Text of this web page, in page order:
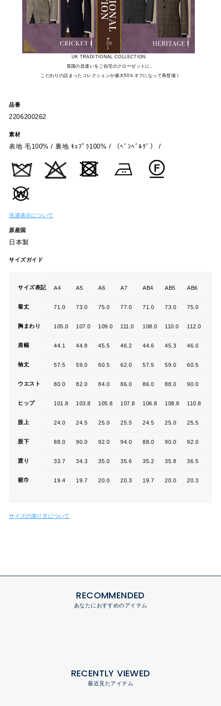
UK TRADITIONAL COLLECTION
英国の息遣いをご自宅のクローゼットに。
こだわりの詰まったコレクションが最大50％オフになって再登場！
品番
2206200262
素材
表地 毛100% / 裏地 ｷｭﾌﾟﾗ100% / （ﾍﾞﾝﾍﾞﾙｸﾞ） /
洗濯表示について
原産国
日本製
サイズガイド
サイズ表記 A4 A5 A6 A7 AB4 AB5 AB6
着丈 71.0 73.0 75.0 77.0 71.0 73.0 75.0
胸まわり 105.0 107.0 109.0 111.0 108.0 110.0 112.0
肩幅 44.1 44.8 45.5 46.2 44.6 45.3 46.0
袖丈 57.5 59.0 60.5 62.0 57.5 59.0 60.5
ウエスト 80.0 82.0 84.0 86.0 86.0 88.0 90.0
ヒップ 101.8 103.8 105.8 107.8 106.8 108.8 110.8
股上 24.0 24.5 25.0 25.5 24.5 25.0 25.5
股下 88.0 90.0 92.0 94.0 88.0 90.0 92.0
渡り 33.7 34.3 35.0 35.6 35.2 35.8 36.5
裾巾 19.4 19.7 20.0 20.3 19.7 20.0 20.3
サイズの測り方について
RECOMMENDED
あなたにおすすめのアイテム
RECENTLY VIEWED
最近見たアイテム